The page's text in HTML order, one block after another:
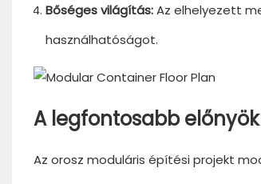
Bőséges világítás:Az elhelyezett
használhatóságot.
A legfontosabb
Az orosz moduláris építési projekt